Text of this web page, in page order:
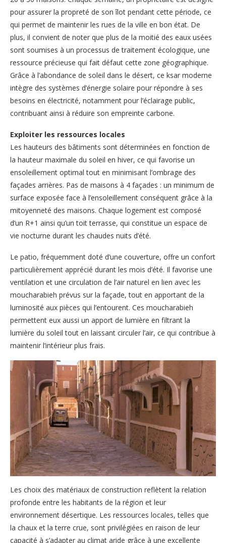
pour assurer la propreté de son îlot pendant cette période, ce
qui permet de maintenir les rues de la ville en bon état. De
plus, il convient de noter que plus de la moitié des eaux usées
sont soumises à un processus de traitement écologique, une
ressource précieuse qui fait défaut cette zone géographique.
Grâce à l’abondance de soleil dans le désert, ce ksar moderne
intègre des systèmes d’énergie solaire pour répondre à ses
besoins en électricité, notamment pour l’éclairage public,
contribuant ainsi à réduire son empreinte carbone.
Exploiter les ressources locales
Les hauteurs des bâtiments sont déterminées en fonction de
la hauteur maximale du soleil en hiver, ce qui favorise un
ensoleillement optimal tout en minimisant l’ombrage des
façades arrières. Pas de maisons à 4 façades : un minimum de
surface exposée face à l’ensoleillement conséquent grâce à la
mitoyenneté des maisons. Chaque logement est composé
d’un R+1 ainsi qu’un toit terrasse, qui constitue un espace de
vie nocturne durant les chaudes nuits d’été.
Le patio, fréquemment doté d’une couverture, offre un confort
particulièrement apprécié durant les mois d’été. Il favorise une
ventilation et une circulation de l’air naturel en lien avec les
moucharabieh prévus sur la façade, tout en apportant de la
luminosité aux pièces qui l’entourent. Ces moucharabieh
permettent eux aussi un apport de lumière en filtrant la
lumière du soleil tout en laissant circuler l’air, ce qui contribue à
maintenir l’intérieur plus frais.
Les choix des matériaux de construction reflètent la relation
profonde entre les habitants de la région et leur
environnement désertique. Les ressources locales, telles que
la chaux et la terre crue, sont privilégiées en raison de leur
capacité à s’adapter au climat aride grâce à une excellente